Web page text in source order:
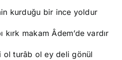
kurduğu bir ince yoldur
kırk makam Âdem’de vardır
ol turâb ol ey deli gönül